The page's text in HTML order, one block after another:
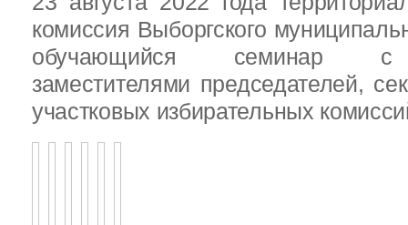
комиссия Выборгского
обучающийся семинар с
заместителями председателей,
участковых избирательных